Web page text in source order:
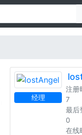
经理
注册
7
最后
0
在线